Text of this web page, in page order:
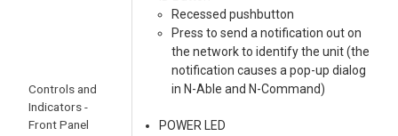
Controls and
Indicators -
Front Panel
Recessed pushbutton
Press to send a notification out on
the network to identify the unit (the
notification causes a pop-up dialog
in N-Able and N-Command)
POWER LED